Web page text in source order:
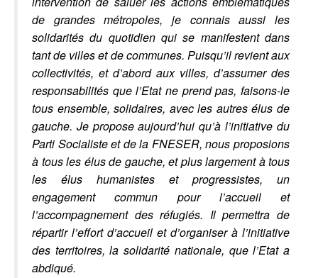
de grandes métropoles, je connais aussi les
solidarités du quotidien qui se manifestent dans
tant de villes et de communes. Puisqu’il revient aux
collectivités, et d’abord aux villes, d’assumer des
responsabilités que l’Etat ne prend pas, faisons-le
tous ensemble, solidaires, avec les autres élus de
gauche. Je propose aujourd’hui qu’à l’initiative du
Parti Socialiste et de la FNESER, nous proposions
à tous les élus de gauche, et plus largement à tous
les élus humanistes et progressistes, un
engagement commun pour l’accueil et
l’accompagnement des réfugiés. Il permettra de
répartir l’effort d’accueil et d’organiser à l’initiative
des territoires, la solidarité nationale, que l’Etat a
abdiqué.